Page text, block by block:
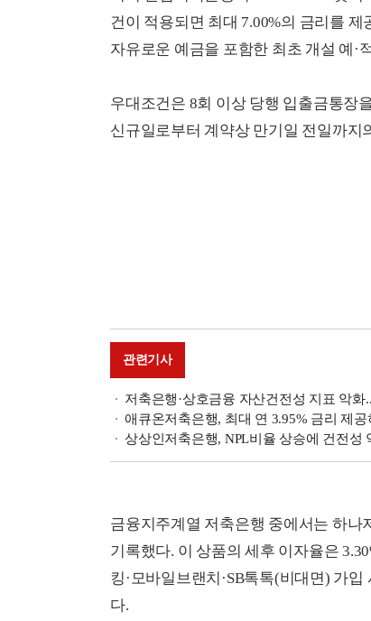
건이 적용되면 최대 7.00%의 금리를
자유로운 예금을 포함한 최초 개설 예·
우대조건은 8회 이상 당행 입출금통장
신규일로부터 계약상 만기일 전일까지
관련기사
저축은행·상호금융 자산건전성 지표 악
애큐온저축은행, 최대 연 3.95% 금리 제
상상인저축은행, NPL비율 상승에 건전성
금융지주계열 저축은행 중에서는 하나
기록했다. 이 상품의 세후 이자율은
킹·모바일브랜치·SB톡톡(비대면) 가
다.